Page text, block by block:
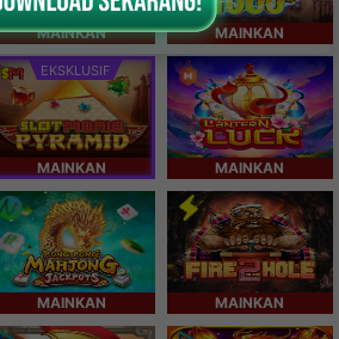
MAINKAN MAINKAN
EKSKLUSIF
MAINKAN MAINKAN
MAINKAN MAINKAN